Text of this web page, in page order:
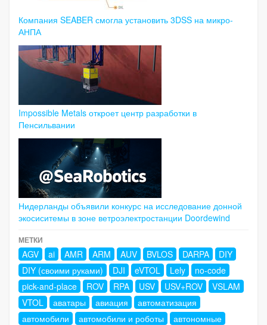
Компания SEABER смогла установить 3DSS на микро-
АНПА
Impossible Metals откроет центр разработки в
Пенсильвании
Нидерланды объявили конкурс на исследование донной
экосиситемы в зоне ветроэлектростанции Doordewind
МЕТКИ
AGV ai AMR ARM AUV BVLOS DARPA
DIY
DIY (своими руками)
DJI eVTOL Lely
no-code
pick-and-place
ROV RPA USV USV+ROV
VSLAM
VTOL
аватары авиация
автоматизация
автомобили
автомобили и роботы
автономные